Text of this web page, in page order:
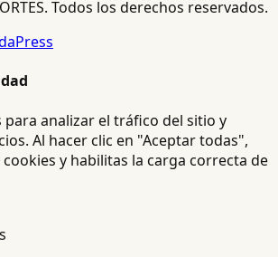
Todos los derechos reservados.
para analizar el tráfico del sitio y
Al hacer clic en "Aceptar todas",
y habilitas la carga correcta de